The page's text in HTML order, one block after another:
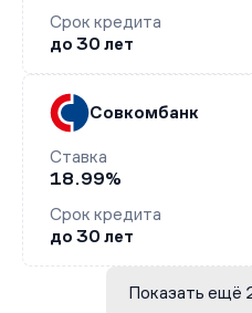
Срок кредита
до 30 лет
Совкомбанк
Ставка
18.99%
Срок кредита
до 30 лет
Показать ещё